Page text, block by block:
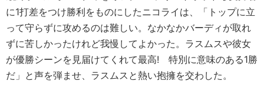
に1打差をつけ勝利をものにしたニコライは、「トップに立
って守らずに攻めるのは難しい。なかなかバーディが取れ
ずに苦しかったけれど我慢してよかった。ラスムスや彼女
が優勝シーンを見届けてくれて最高! 特別に意味のある1勝
だ」と声を弾ませ、ラスムスと熱い抱擁を交わした。